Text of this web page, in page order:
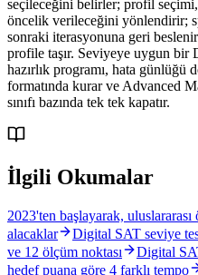
seçileceğini belirler; profil seçimi,
öncelik verileceğini yönlendirir;
sonraki iterasyonuna geri
profile taşır. Seviyeye uygun
hazırlık programı, hata
formatında kurar ve Advanced
sınıfı bazında tek tek kapatır.
İlgili Okumalar
2023'ten başlayarak,
alacaklar
Digital SAT seviye
ve 12 ölçüm noktası
Digital
hedef puana göre 4 farklı tempo